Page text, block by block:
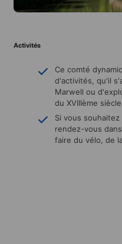
Activités
Ce comté
d'activités, qu'il
Marwell ou
du XVIIIème
Si vous
rendez-vous
faire du vélo, de